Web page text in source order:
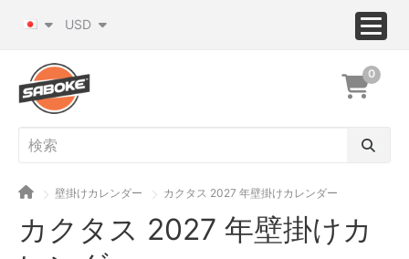
USD
0
壁掛けカレンダー カクタス 2027 年壁掛けカレンダー
カクタス 2027 年壁掛けカ